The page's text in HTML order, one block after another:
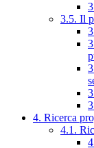
3.5. Il
4. Ricerca
4.1.